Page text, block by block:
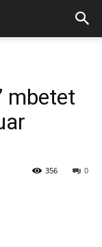
mbetet
0
356